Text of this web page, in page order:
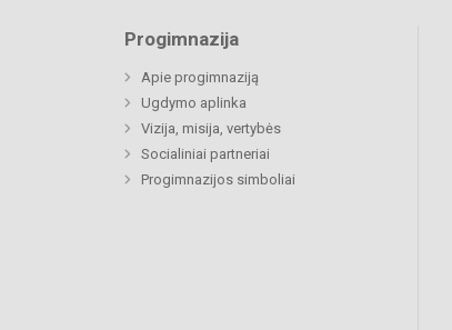
Progimnazija
Apie progimnaziją
Ugdymo aplinka
Vizija, misija, vertybės
Socialiniai partneriai
Progimnazijos simboliai